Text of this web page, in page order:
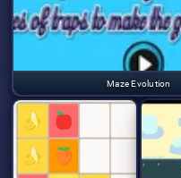
Maze Evolution